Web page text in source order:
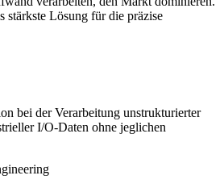
stärkste Lösung für die präzise
bei der Verarbeitung unstrukturierter
I/O-Daten ohne jeglichen